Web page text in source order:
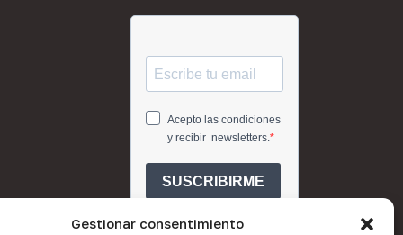
Gestionar consentimiento